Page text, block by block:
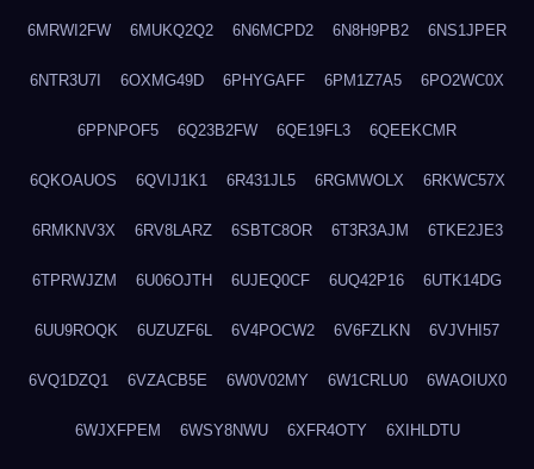
6MRWI2FW 6MUKQ2Q2 6N6MCPD2 6N8H9PB2 6NS1JPER
6NTR3U7I 6OXMG49D 6PHYGAFF 6PM1Z7A5 6PO2WC0X
6PPNPOF5 6Q23B2FW 6QE19FL3 6QEEKCMR
6QKOAUOS 6QVIJ1K1 6R431JL5 6RGMWOLX 6RKWC57X
6RMKNV3X 6RV8LARZ 6SBTC8OR 6T3R3AJM 6TKE2JE3
6TPRWJZM 6U06OJTH 6UJEQ0CF 6UQ42P16 6UTK14DG
6UU9ROQK 6UZUZF6L 6V4POCW2 6V6FZLKN 6VJVHI57
6VQ1DZQ1 6VZACB5E 6W0V02MY 6W1CRLU0 6WAOIUX0
6WJXFPEM 6WSY8NWU 6XFR4OTY 6XIHLDTU